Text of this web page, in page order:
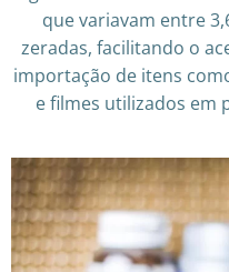
que variavam entre
zeradas, facilitando o
importação de itens
e filmes utilizados em